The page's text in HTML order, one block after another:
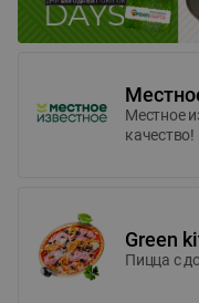
Местное
качество!
Green
Пицца c